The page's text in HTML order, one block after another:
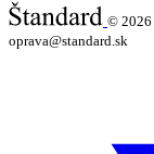
© 2026
oprava@standard.sk